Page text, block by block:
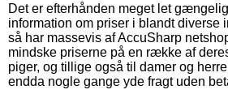
Det er efterhånden meget let
information om priser i blandt diverse
så har massevis af AccuSharp
mindske priserne på en række af
piger, og tillige også til damer og
endda nogle gange yde fragt uden